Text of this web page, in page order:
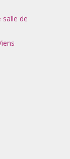
salle de